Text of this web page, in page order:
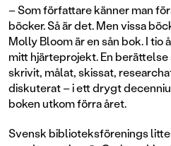
– Som författare känner man
böcker. Så är det. Men vissa
Molly Bloom är en sån bok. I tio
mitt hjärteprojekt. En
skrivit, målat, skissat,
diskuterat – i ett drygt
boken utkom förra året.
Svensk biblioteksförenings